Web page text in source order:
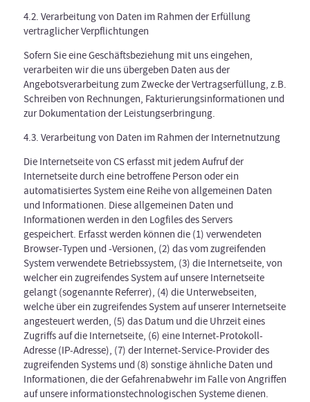
4.2. Verarbeitung von Daten im Rahmen der Erfüllung
vertraglicher Verpflichtungen
Sofern Sie eine Geschäftsbeziehung mit uns eingehen,
verarbeiten wir die uns übergeben Daten aus der
Angebotsverarbeitung zum Zwecke der Vertragserfüllung, z.B.
Schreiben von Rechnungen, Fakturierungsinformationen und
zur Dokumentation der Leistungserbringung.
4.3. Verarbeitung von Daten im Rahmen der Internetnutzung
Die Internetseite von CS erfasst mit jedem Aufruf der
Internetseite durch eine betroffene Person oder ein
automatisiertes System eine Reihe von allgemeinen Daten
und Informationen. Diese allgemeinen Daten und
Informationen werden in den Logfiles des Servers
gespeichert. Erfasst werden können die (1) verwendeten
Browser-Typen und -Versionen, (2) das vom zugreifenden
System verwendete Betriebssystem, (3) die Internetseite, von
welcher ein zugreifendes System auf unsere Internetseite
gelangt (sogenannte Referrer), (4) die Unterwebseiten,
welche über ein zugreifendes System auf unserer Internetseite
angesteuert werden, (5) das Datum und die Uhrzeit eines
Zugriffs auf die Internetseite, (6) eine Internet-Protokoll-
Adresse (IP-Adresse), (7) der Internet-Service-Provider des
zugreifenden Systems und (8) sonstige ähnliche Daten und
Informationen, die der Gefahrenabwehr im Falle von Angriffen
auf unsere informationstechnologischen Systeme dienen.